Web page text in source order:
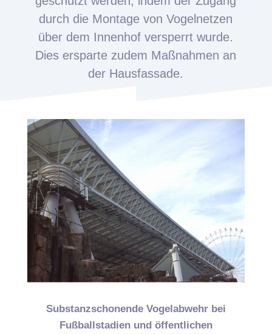
durch die Montage von Vogelnetzen
über dem Innenhof versperrt wurde.
Dies ersparte zudem Maßnahmen an
der Hausfassade.
Substanzschonende Vogelabwehr bei
Fußballstadien und öffentlichen